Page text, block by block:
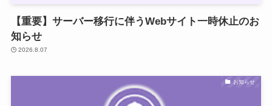
【重要】サーバー移行に伴うWebサイト一時休止のお
知らせ
2026.8.07
お知らせ